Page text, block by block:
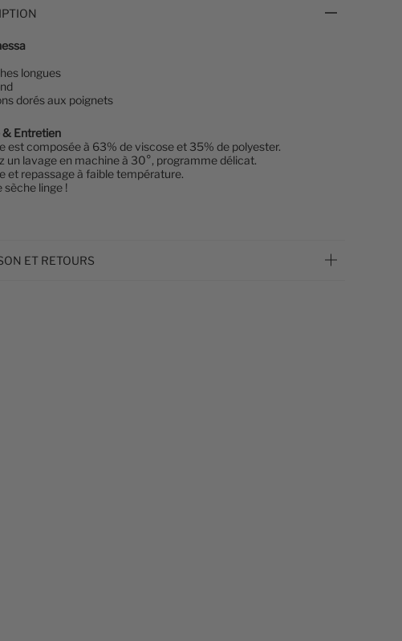
longues
dorés aux poignets
& Entretien
est composée à 63% de viscose et 35% de polyester.
un lavage en machine à 30°, programme délicat.
et repassage à faible température.
sèche linge !
ET RETOURS